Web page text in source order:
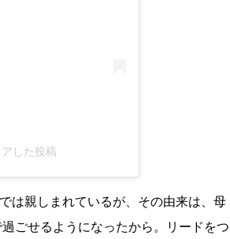
した投稿
は親しまれているが、その由来は、母
ごせるようになったから。リードをつ